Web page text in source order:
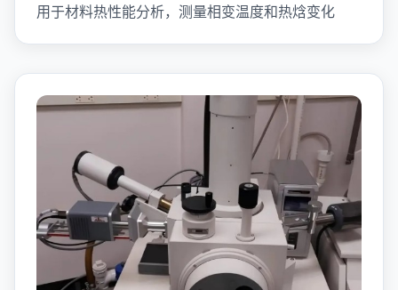
用于材料热性能分析，测量相变温度和热焓变化